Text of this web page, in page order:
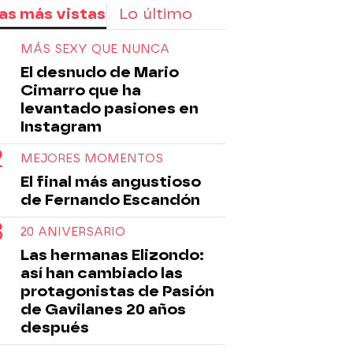
más vistas Lo último
MÁS SEXY QUE NUNCA
El desnudo de Mario
Cimarro que ha
levantado pasiones en
Instagram
MEJORES MOMENTOS
El final más angustioso
de Fernando Escandón
20 ANIVERSARIO
Las hermanas Elizondo:
así han cambiado las
protagonistas de Pasión
de Gavilanes 20 años
después